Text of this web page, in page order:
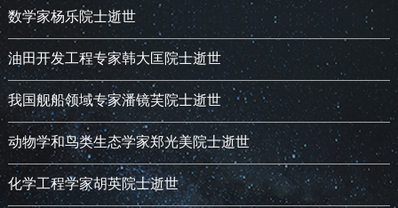
数学家杨乐院士逝世
油田开发工程专家韩大匡院士逝世
我国舰船领域专家潘镜芙院士逝世
动物学和鸟类生态学家郑光美院士逝世
化学工程学家胡英院士逝世